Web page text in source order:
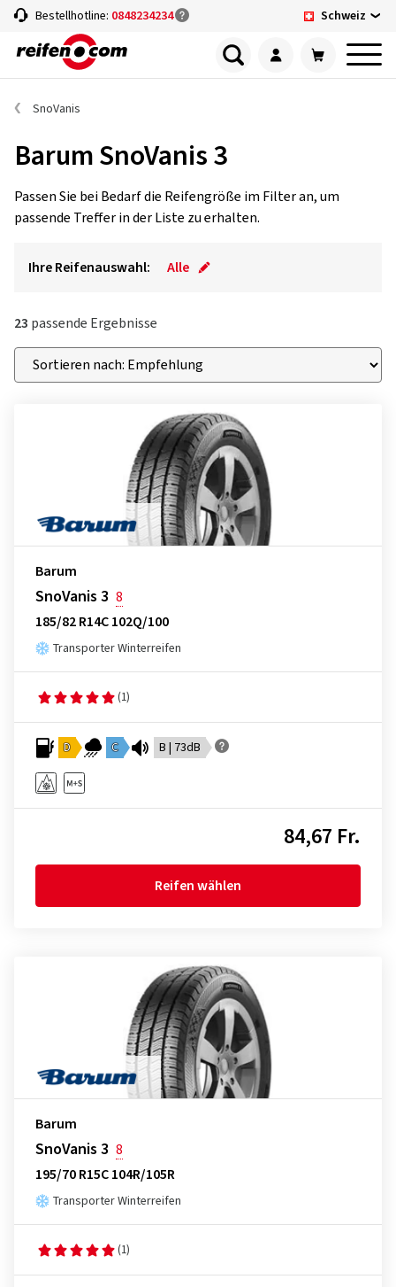
Bestellhotline: 0848234234 Schweiz
SnoVanis
Barum SnoVanis 3
Passen Sie bei Bedarf die Reifengröße im Filter an, um
passende Treffer in der Liste zu erhalten.
Ihre Reifenauswahl: Alle
23 passende Ergebnisse
Barum
SnoVanis 3 8
185/82 R14C 102Q/100
Transporter Winterreifen
(1)
D C B | 73dB
84,67 Fr.
Reifen wählen
Barum
SnoVanis 3 8
195/70 R15C 104R/105R
Transporter Winterreifen
(1)